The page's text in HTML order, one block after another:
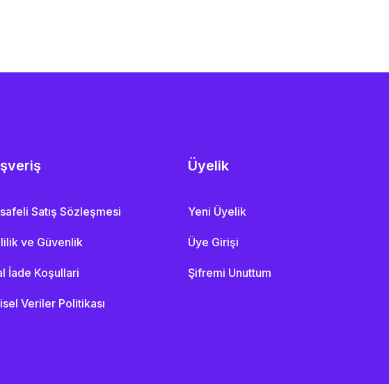
Satış Sözleşmesi
ve Güvenlik
İade Koşullari
Veriler Politikası
Üyelik
Yeni Üyelik
Üye Girişi
Şifremi Unuttum